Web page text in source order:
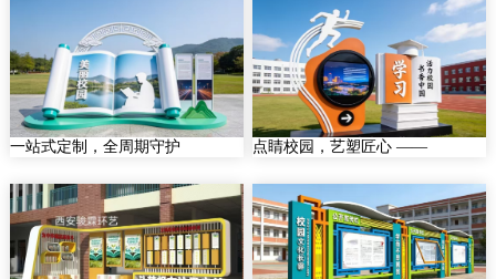
一站式定制，全周期守护 点睛校园，艺塑匠心 ——